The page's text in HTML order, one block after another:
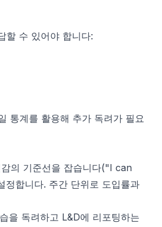
할 수 있어야 합니다:
통계를 활용해 추가 독려가 필요
의 기준선을 잡습니다("I can
합니다. 주간 단위로 도입률과
을 독려하고 L&D에 리포팅하는